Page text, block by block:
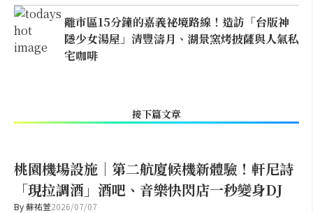
離市區15分鐘的嘉義祕境路線！造訪「台版神
隱少女湯屋」清豐濤月、湖景窯烤披薩與人氣私
宅咖啡
接下篇文章
桃園機場設施｜第二航廈候機新體驗！軒尼詩
「現拉調酒」酒吧、音樂快閃店一秒變身DJ
By蘇祐萱2026/07/07